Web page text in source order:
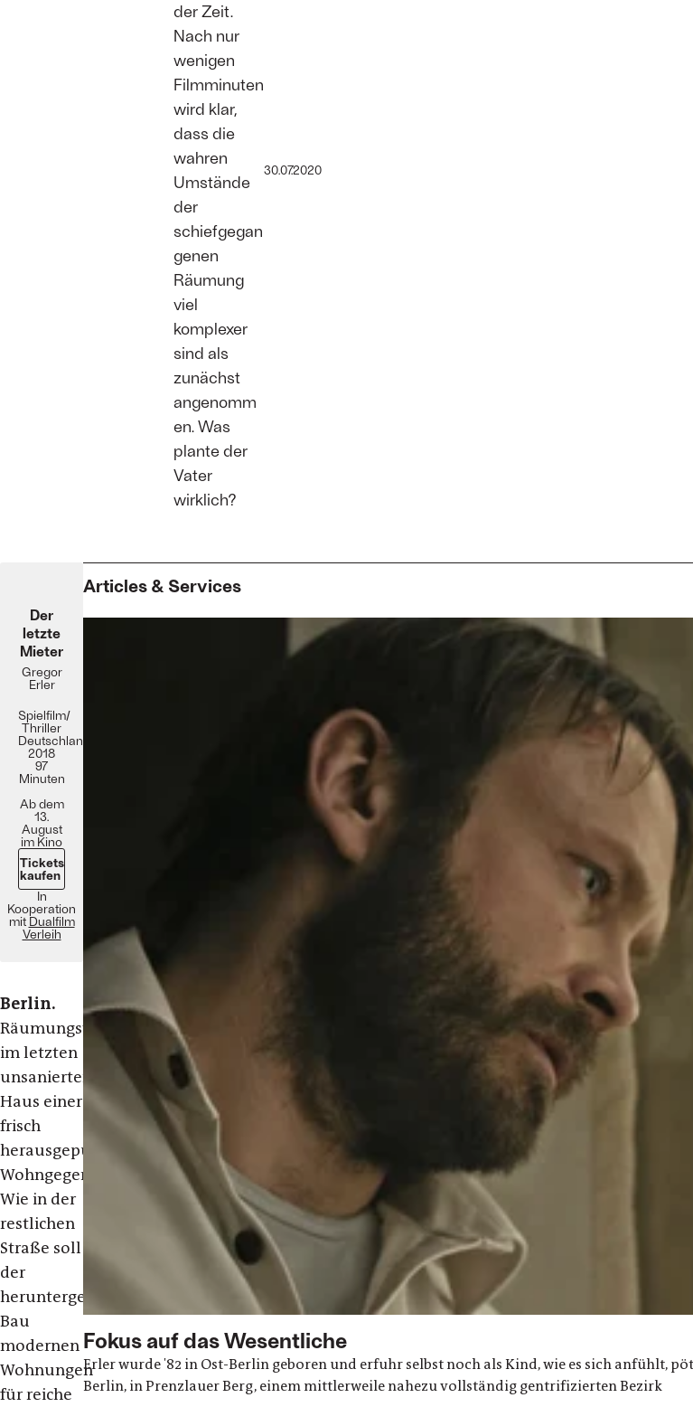
der Zeit.
Nach nur
wenigen
Filmminuten
wird klar,
dass die
wahren
Umstände
der
schiefgegan
genen
Räumung
viel
komplexer
sind als
zunächst
angenomm
en. Was
plante der
Vater
wirklich?
30.07.2020
Der
letzte
Mieter
Gregor
Erler
Spielfilm/
Thriller
Deutschland
2018
97
Minuten
Ab dem
13.
August
im Kino
Tickets
kaufen
In
Kooperation
mit Dualfilm
Verleih
Berlin.
Räumungstag
im letzten
unsanierten
Haus einer
frisch
herausgeputzten
Wohngegend.
Wie in der
restlichen
Straße soll
der
heruntergekommene
Bau
modernen
Wohnungen
für reiche
Articles & Services
Fokus auf das Wesentliche
Erler wurde '82 in Ost-Berlin geboren und erfuhr selbst noch als Kind, wie es sich anfühlt,
Berlin, in Prenzlauer Berg, einem mittlerweile nahezu vollständig gentrifizierten Bezirk